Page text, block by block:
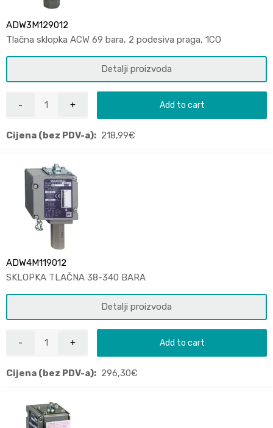
ADW3M129012
Tlačna sklopka ACW 69 bara, 2 podesiva praga, 1CO
Detalji proizvoda
Add to cart
Cijena (bez PDV-a): 218,99€
ADW4M119012
SKLOPKA TLAČNA 38-340 BARA
Detalji proizvoda
Add to cart
Cijena (bez PDV-a): 296,30€